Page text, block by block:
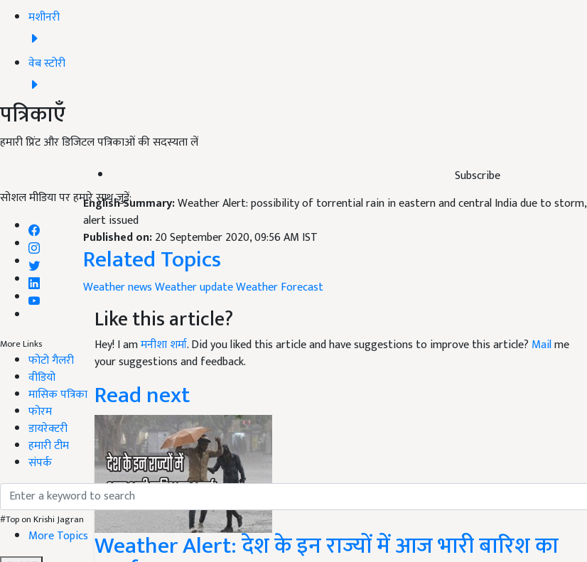
मशीनरी
वेब स्टोरी
पत्रिकाएँ
हमारी प्रिंट और डिजिटल पत्रिकाओं की सदस्यता लें
Subscribe
सोशल मीडिया पर हमारे साथ जुड़ें:
More Links
फोटो गैलरी
वीडियो
मासिक पत्रिका
फोरम
डायरेक्टरी
हमारी टीम
संपर्क
#Top on Krishi Jagran
More Topics
English Summary:Weather Alert: possibility of torrential rain in eastern and central India due to storm,
alert issued
Published on:20 September 2020, 09:56 AM IST
Related Topics
Weather newsWeather updateWeather Forecast
Like this article?
Hey! I amमनीशा शर्मा. Did you liked this article and have suggestions to improve this article? Mailme
your suggestions and feedback.
Read next
Weather Alert: देश के इन राज्यों में आज भारी बारिश का